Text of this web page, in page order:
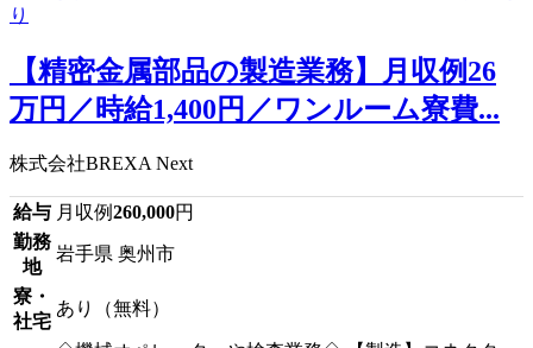
【精密金属部品の製造業務】月収例26
万円／時給1,400円／ワンルーム寮費...
株式会社BREXA Next
給与 月収例260,000円
勤務
地
岩手県 奥州市
寮・
社宅
あり（無料）